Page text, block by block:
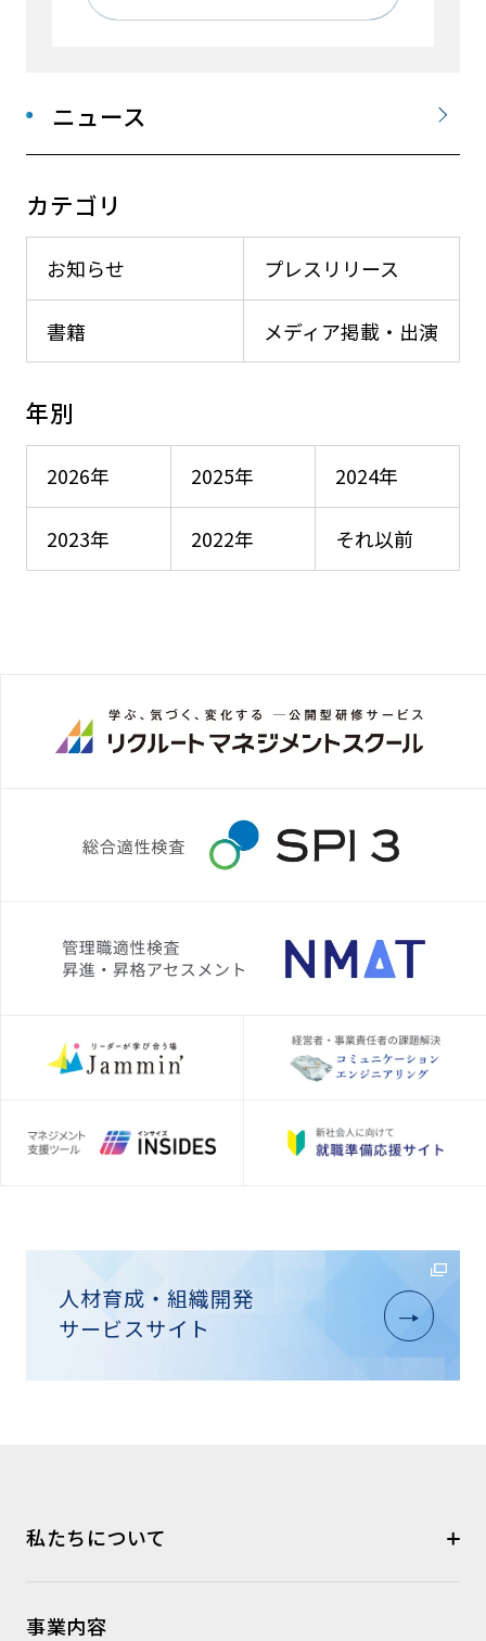
ニュース
カテゴリ
お知らせ プレスリリース
メディア掲載・出演
書籍
年別
2026年 2025年 2024年
2023年 2022年 それ以前
人材育成・組織開発
サービスサイト
私たちについて
事業内容